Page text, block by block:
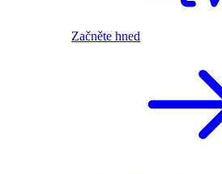
Začněte hned